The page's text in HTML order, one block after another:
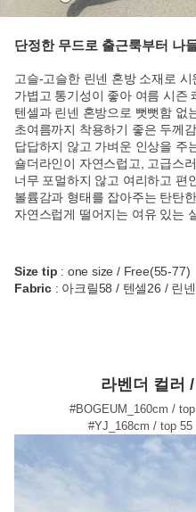
단정한 무드로 출근룩부터 나
고슬-고슬한 린넨 혼방 소재로 시
가볍고 통기성이 좋아 여름 시즌
텐셀과 린넨 혼방으로 뻣뻣함 없
초여름까지 착용하기 좋은 두께감
답답하지 않고 가벼운 인상을 주
숄더라인이 자연스럽고, 고급스
너무 포멀하지 않고 여리하고 편
볼륨감과 형태를 잡아주는 탄탄
자연스럽게 떨어지는 여유 있는
Size tip : one size / Free(55-77)
Fabric: 아크릴58 / 텐셀26 / 린
라벤더 컬러
#BOGEUM_160cm /
#YJ_168cm / top